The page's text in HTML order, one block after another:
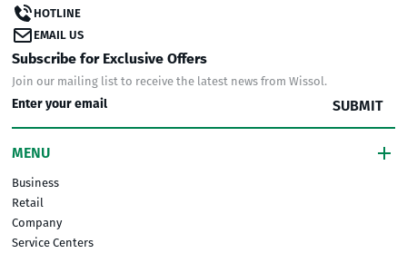
HOTLINE
EMAIL US
MENU
Business
Retail
Company
Service Centers
Subscribe for Exclusive Offers
Join our mailing list to receive the latest news from Wissol.
SUBMIT